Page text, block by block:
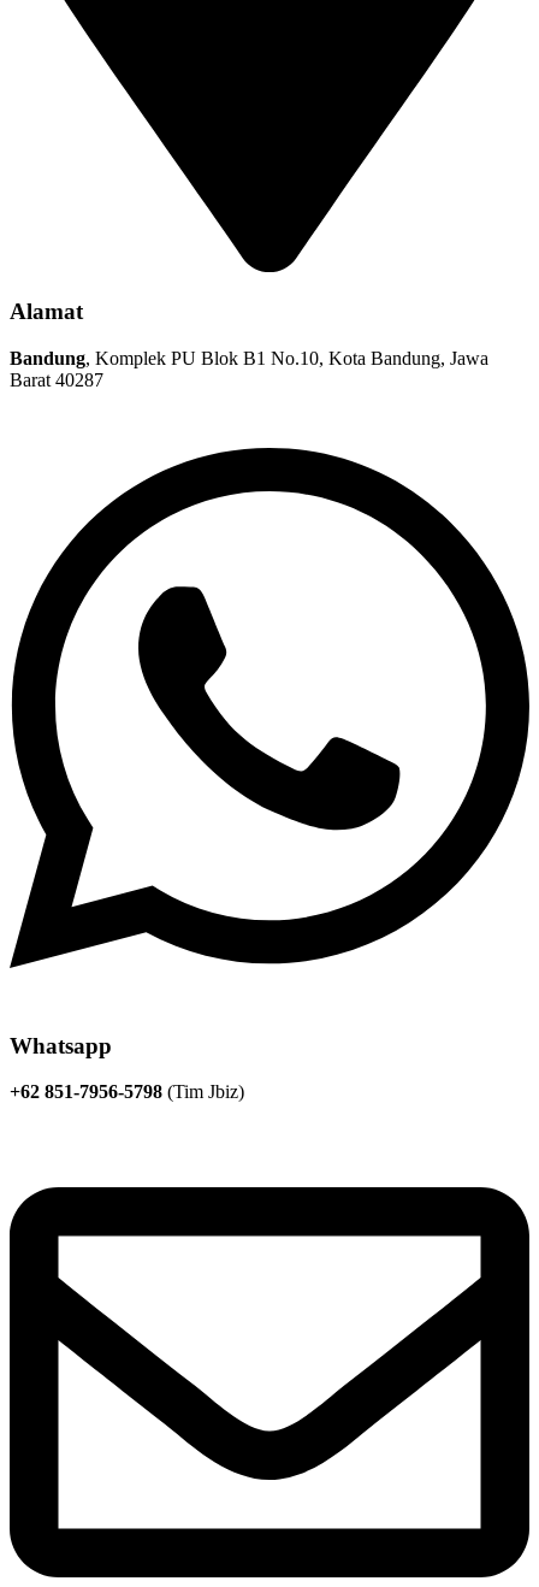
Alamat
Bandung, Komplek PU Blok B1 No.10, Kota Bandung, Jawa
Barat 40287
Whatsapp
+62 851-7956-5798 (Tim Jbiz)